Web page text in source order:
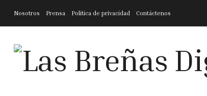
Nosotros Prensa Política de privacidad Contáctenos